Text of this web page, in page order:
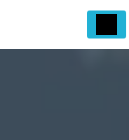
83570 Carcès